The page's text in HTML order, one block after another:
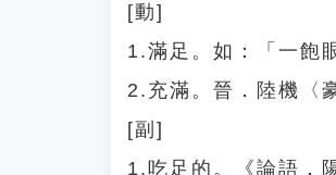
[動]
1.滿足。如：「一飽
2.充滿。晉．陸機〈
[副]
1.吃足的。《論語．